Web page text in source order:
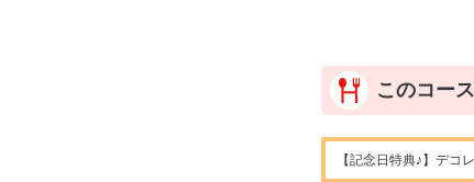
このコー
【記念日特典♪】デコ